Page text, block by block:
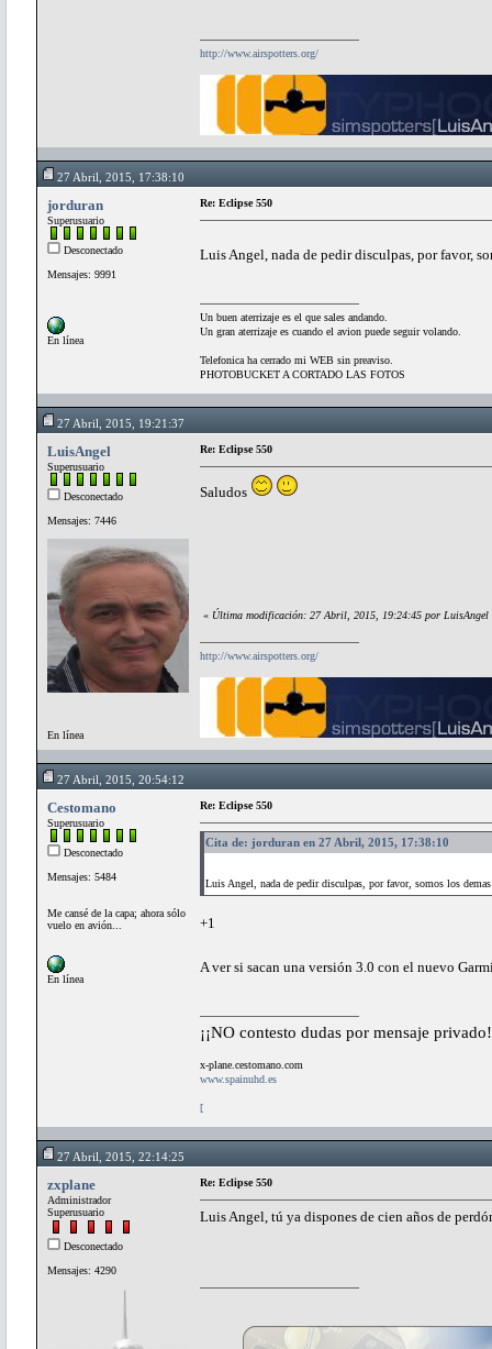
http://www.airspotters.org/
27 Abril, 2015, 17:38:10
jorduran
Superusuario
Desconectado
Mensajes: 9991
En línea
Re: Eclipse 550
Luis Angel, nada de pedir disculpas, por favor,
Un buen aterrizaje es el que sales andando.
Un gran aterrizaje es cuando el avion puede seguir volando.
Telefonica ha cerrado mi WEB sin preaviso.
PHOTOBUCKET A CORTADO LAS FOTOS
27 Abril, 2015, 19:21:37
LuisAngel
Superusuario
Desconectado
Mensajes: 7446
En línea
Re: Eclipse 550
Saludos
« Última modificación: 27 Abril, 2015, 19:24:45 por LuisAngel
http://www.airspotters.org/
27 Abril, 2015, 20:54:12
Cestomano
Superusuario
Desconectado
Mensajes: 5484
Me cansé de la capa; ahora sólo
vuelo en avión...
En línea
Re: Eclipse 550
Cita de: jorduran en 27 Abril, 2015, 17:38:10
Luis Angel, nada de pedir disculpas, por favor, somos los
+1
A ver si sacan una versión 3.0 con el nuevo
¡¡NO contesto dudas por mensaje
x-plane.cestomano.com
www.spainuhd.es
[
27 Abril, 2015, 22:14:25
zxplane
Administrador
Superusuario
Desconectado
Mensajes: 4290
Re: Eclipse 550
Luis Angel, tú ya dispones de cien años de